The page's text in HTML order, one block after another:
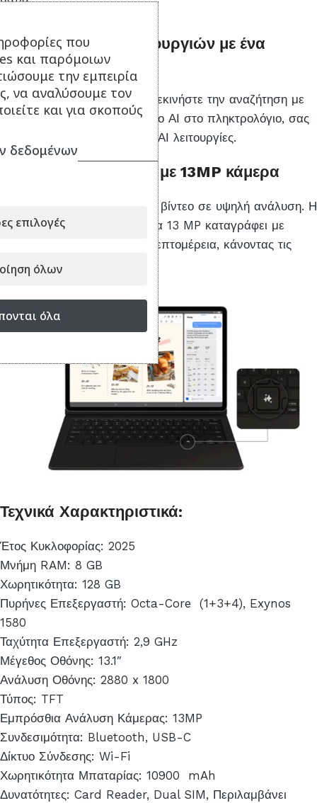
Εκκίνηση των ΑΙ λειτουργιών με ένα
πάτημα
Πατήστε το AI πλήκτρο και ξεκινήστε την αναζήτηση με
τη βοήθεια του ΑΙ. Το πλήκτρο ΑΙ στο πληκτρολόγιο, σας
δίνει εύκολη πρόσβαση στις ΑΙ λειτουργίες.
Εκπληκτική ανάλυση με 13MP κάμερα
Απολαύστε φωτογραφίες και βίντεο σε υψηλή ανάλυση. Η
αναβαθμισμένη κύρια κάμερα 13 MP καταγράφει με
περισσότερη ευκρίνεια και λεπτομέρεια, κάνοντας τις
λήψεις σας μαγευτικές.
Τεχνικά Χαρακτηριστικά:
Έτος Κυκλοφορίας: 2025
Μνήμη RAM: 8 GB
Χωρητικότητα: 128 GB
Πυρήνες Επεξεργαστή: Octa-Core (1+3+4), Exynos
1580
Ταχύτητα Επεξεργαστή: 2,9 GHz
Μέγεθος Οθόνης: 13.1″
Ανάλυση Οθόνης: 2880 x 1800
Τύπος: TFT
Εμπρόσθια Ανάλυση Κάμερας: 13MP
Συνδεσιμότητα: Bluetooth, USB-C
Δίκτυο Σύνδεσης: Wi-Fi
Χωρητικότητα Μπαταρίας: 10900 mAh
Δυνατότητες: Card Reader, Dual SIM, Περιλαμβάνει
που
και παρόμοιων
την εμπειρία
να αναλύσουμε τον
και για σκοπούς
δεδομένων
επιλογές
όλων
όλα